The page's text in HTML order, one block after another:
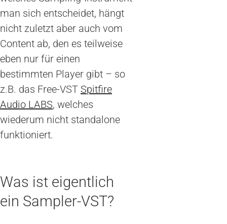
man sich entscheidet, hängt
nicht zuletzt aber auch vom
Content ab, den es teilweise
eben nur für einen
bestimmten Player gibt – so
z.B. das Free-VST Spitfire
Audio LABS, welches
wiederum nicht standalone
funktioniert.
Was ist eigentlich
ein Sampler-VST?